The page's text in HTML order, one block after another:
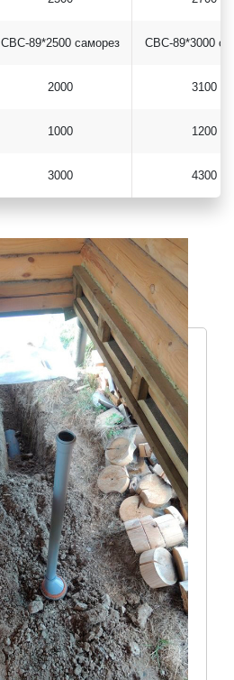
СВС-89*2500 саморез
2000
1000
3000
СВС-89*3000
3100
1200
4300